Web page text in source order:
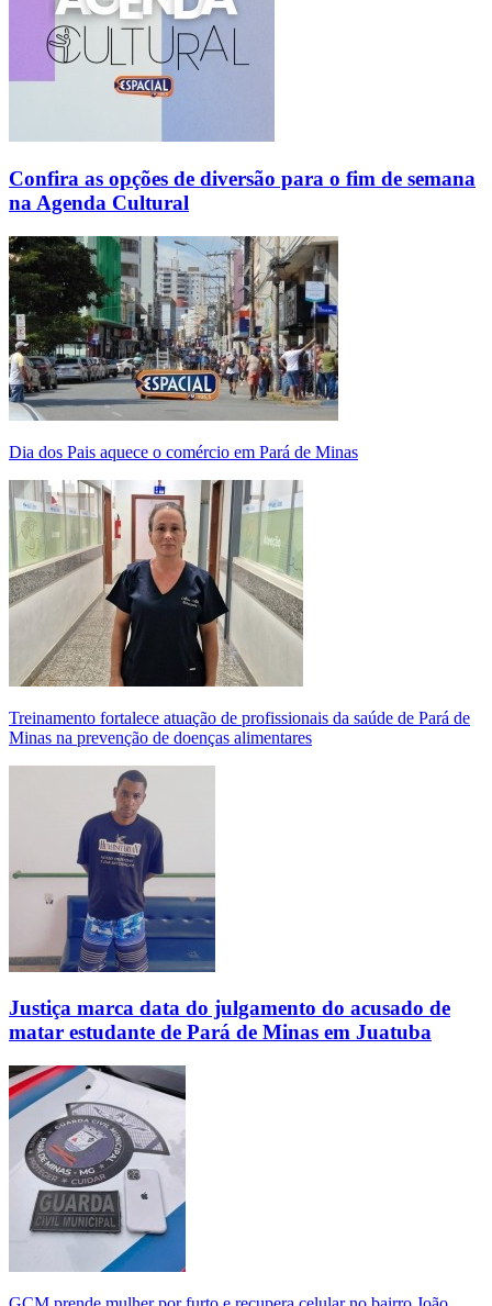
Confira as opções de diversão para o fim de semana
na Agenda Cultural
Dia dos Pais aquece o comércio em Pará de Minas
Treinamento fortalece atuação de profissionais da saúde de Pará de
Minas na prevenção de doenças alimentares
Justiça marca data do julgamento do acusado de
matar estudante de Pará de Minas em Juatuba